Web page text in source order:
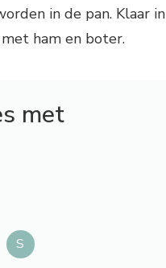
in de pan. Klaar in
ham en boter.
met
S